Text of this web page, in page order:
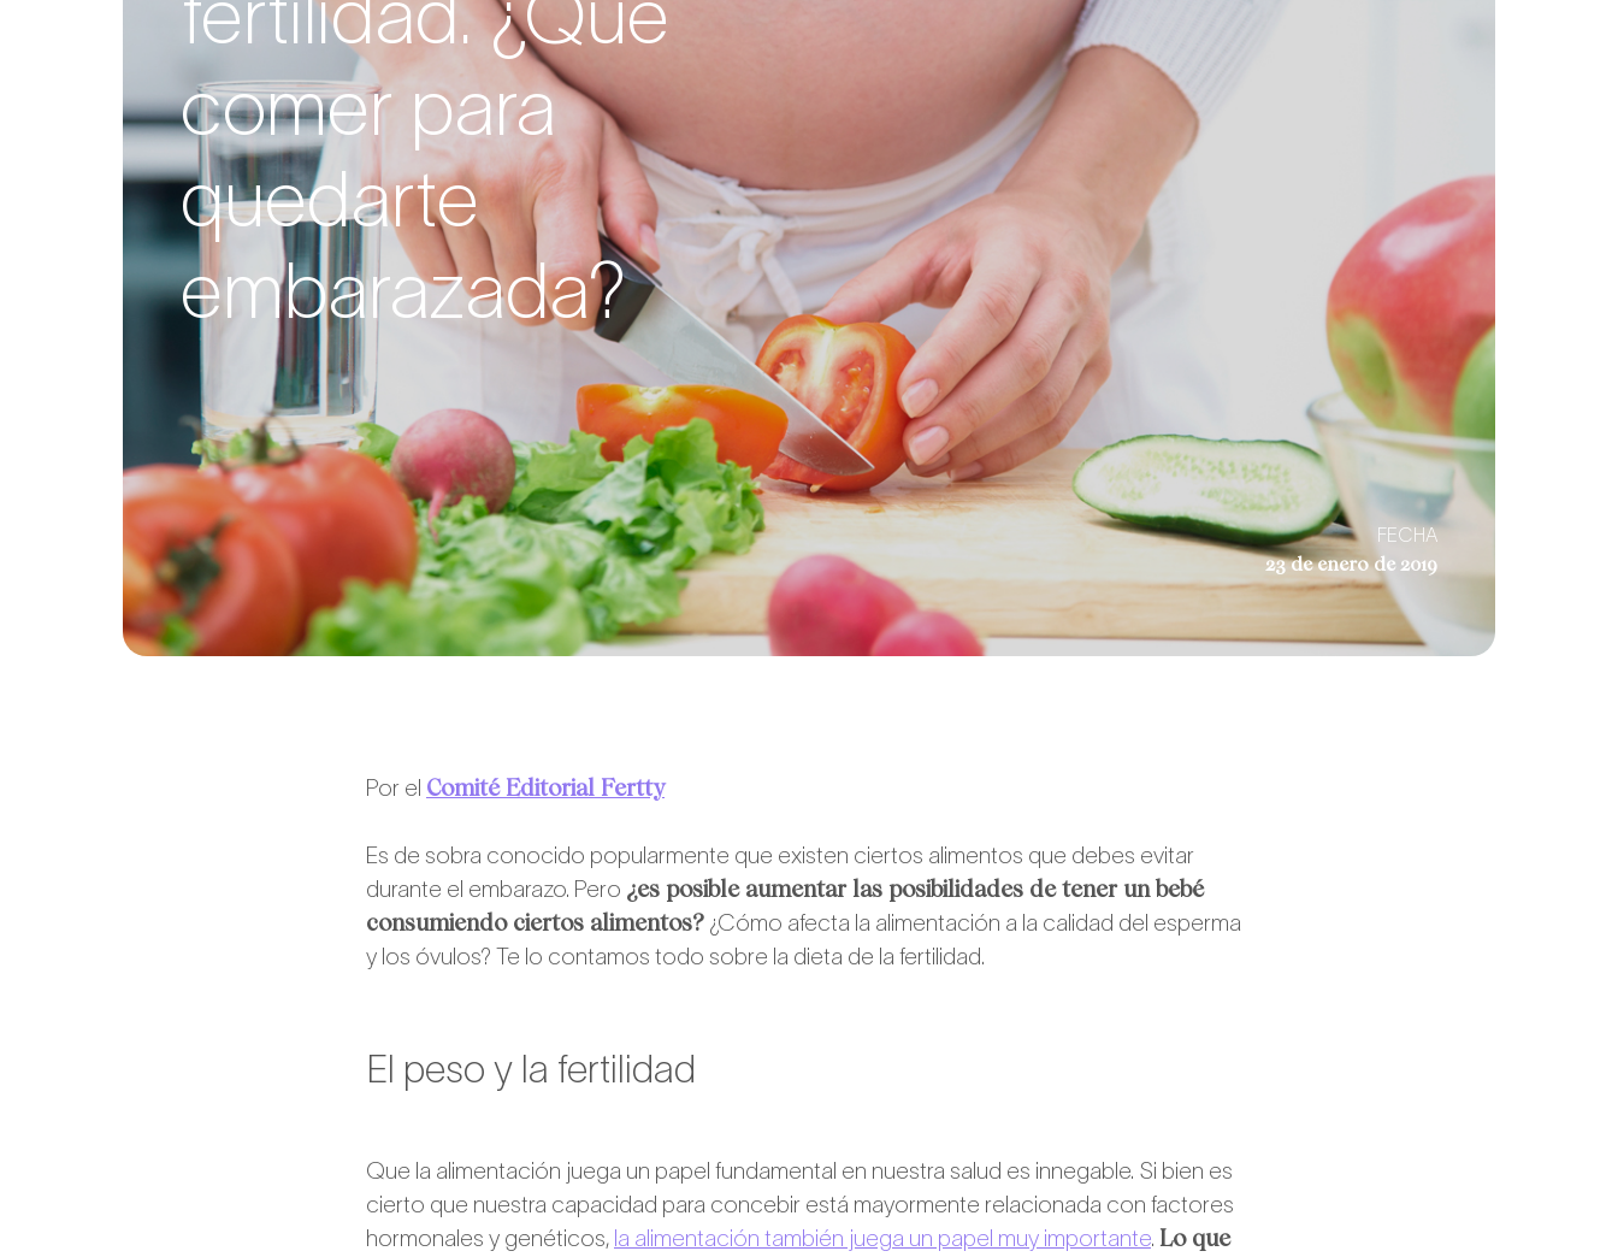
comer para
quedarte
embarazada?
FECHA
23 de enero de 2019
Por el Comité Editorial Fertty
Es de sobra conocido popularmente que existen ciertos alimentos que debes evitar
durante el embarazo. Pero ¿es posible aumentar las posibilidades de tener un bebé
consumiendo ciertos alimentos? ¿Cómo afecta la alimentación a la calidad del esperma
y los óvulos? Te lo contamos todo sobre la dieta de la fertilidad.
El peso y la fertilidad
Que la alimentación juega un papel fundamental en nuestra salud es innegable. Si bien es
cierto que nuestra capacidad para concebir está mayormente relacionada con factores
hormonales y genéticos, la alimentación también juega un papel muy importante. Lo que